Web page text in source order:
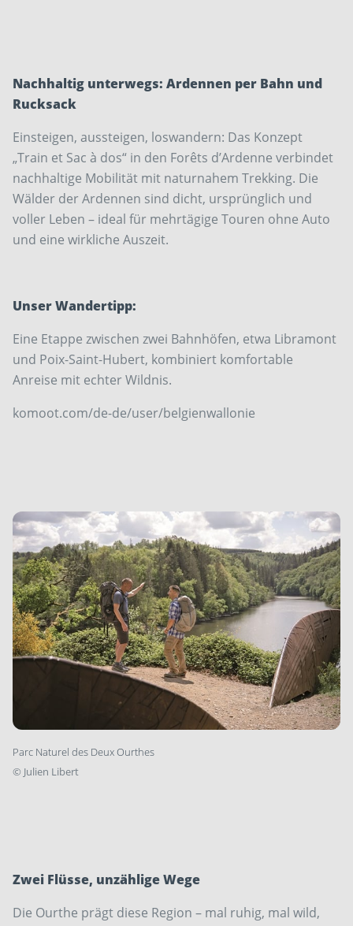
Nachhaltig unterwegs: Ardennen per Bahn und
Rucksack
Einsteigen, aussteigen, loswandern: Das Konzept
„Train et Sac à dos“ in den Forêts d’Ardenne verbindet
nachhaltige Mobilität mit naturnahem Trekking. Die
Wälder der Ardennen sind dicht, ­ursprünglich und
voller Leben – ideal für mehr­tägige Touren ohne Auto
und eine wirkliche Auszeit.
Unser Wandertipp:
Eine Etappe zwischen zwei Bahnhöfen, etwa ­Libramont
und Poix-Saint-Hubert, kombiniert ­komfortable
Anreise mit echter Wildnis.
komoot.com/de-de/user/belgienwallonie
Parc Naturel des Deux Ourthes
© Julien Libert
Zwei Flüsse, unzählige Wege
Die Ourthe prägt diese Region – mal ruhig, mal wild,